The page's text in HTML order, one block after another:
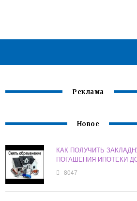
Реклама
Новое
КАК ПОЛУЧИТЬ
ПОГАШЕНИЯ ИПОТЕКИ
8047